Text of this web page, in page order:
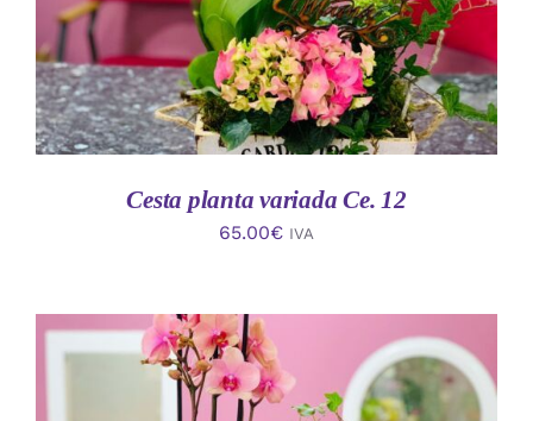
Cesta planta variada Ce. 12
65.00€ IVA